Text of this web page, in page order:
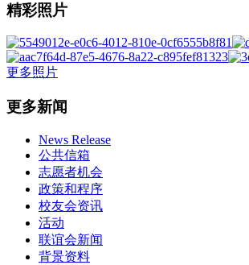
精彩照片
更多照片
更多新闻
News Release
公共信箱
志愿者机会
政策和程序
校友会资讯
活动
联谊会新闻
背景资料